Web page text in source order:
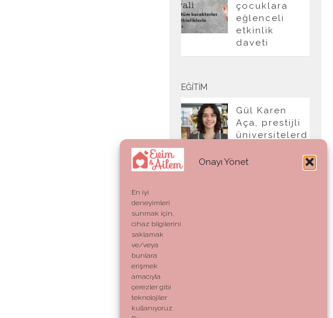
Onayı Yönet
En iyi
deneyimleri
sunmak için,
cihaz bilgilerini
saklamak
ve/veya
bunlara
erişmek
amacıyla
çerezler gibi
teknolojiler
kullanıyoruz.
çocuklara
eğlenceli
etkinlik
daveti
EĞITIM
Gül Karen
Aça, prestijli
üniversitelerd
kabul aldı